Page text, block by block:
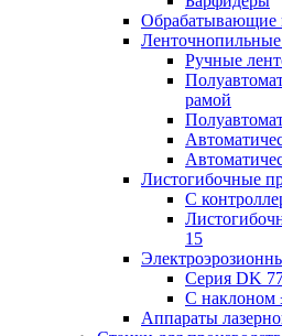
Ручные
рамой
Листогибочные
С
15
Серия DK
С наклоном
Аппараты